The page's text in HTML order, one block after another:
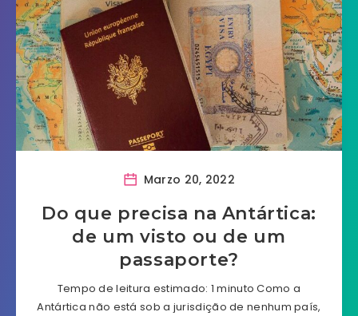
Marzo 20, 2022
Do que precisa na Antártica:
de um visto ou de um
passaporte?
Tempo de leitura estimado: 1 minuto Como a
Antártica não está sob a jurisdição de nenhum país,